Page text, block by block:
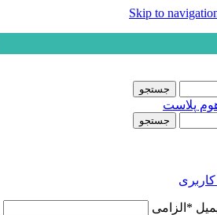
Skip to
جستجو
جستجو
* الزامی